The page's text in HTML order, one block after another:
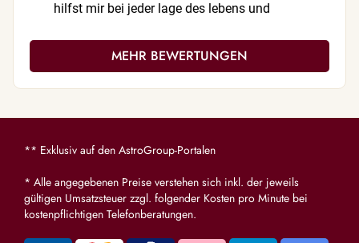
hilfst mir bei jeder lage des lebens und
MEHR BEWERTUNGEN
** Exklusiv auf den AstroGroup-Portalen
* Alle angegebenen Preise verstehen sich inkl. der jeweils
gültigen Umsatzsteuer zzgl. folgender Kosten pro Minute bei
kostenpflichtigen Telefonberatungen.